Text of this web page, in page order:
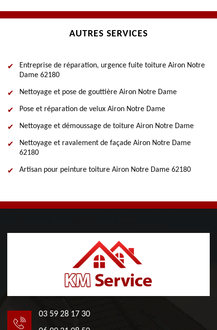
AUTRES SERVICES
Entreprise de réparation, urgence fuite toiture Airon Notre
Dame 62180
Nettoyage et pose de gouttière Airon Notre Dame
Pose et réparation de velux Airon Notre Dame
Nettoyage et démoussage de toiture Airon Notre Dame
Nettoyage et ravalement de façade Airon Notre Dame
62180
Artisan pour peinture toiture Airon Notre Dame 62180
03 59 28 17 30